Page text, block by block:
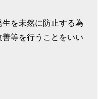
生を未然に防止する為
等を行うことをいい